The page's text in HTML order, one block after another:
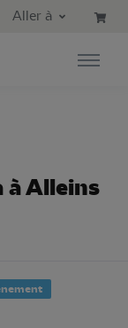
principal
Aller à
à Alleins